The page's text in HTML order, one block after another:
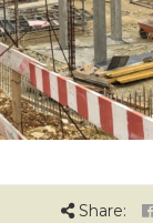
Share: